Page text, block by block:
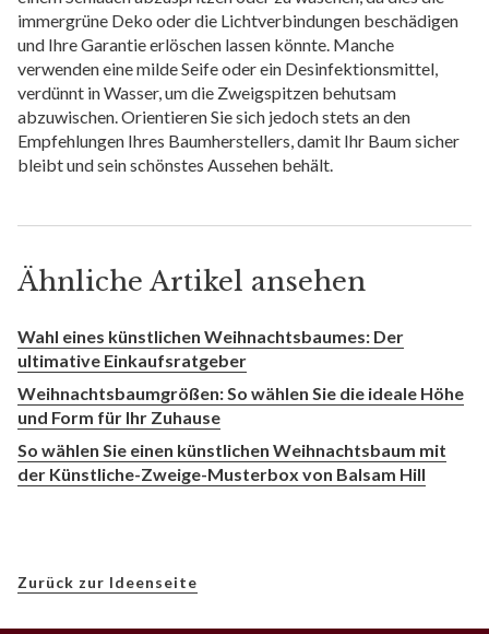
immergrüne Deko oder die Lichtverbindungen beschädigen
und Ihre Garantie erlöschen lassen könnte. Manche
verwenden eine milde Seife oder ein Desinfektionsmittel,
verdünnt in Wasser, um die Zweigspitzen behutsam
abzuwischen. Orientieren Sie sich jedoch stets an den
Empfehlungen Ihres Baumherstellers, damit Ihr Baum sicher
bleibt und sein schönstes Aussehen behält.
Ähnliche Artikel ansehen
Wahl eines künstlichen Weihnachtsbaumes: Der
ultimative Einkaufsratgeber
Weihnachtsbaumgrößen: So wählen Sie die ideale Höhe
und Form für Ihr Zuhause
So wählen Sie einen künstlichen Weihnachtsbaum mit
der Künstliche-Zweige-Musterbox von Balsam Hill
Zurück zur Ideenseite